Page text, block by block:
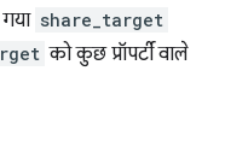
share_target
को कुछ प्रॉपर्टी वाले